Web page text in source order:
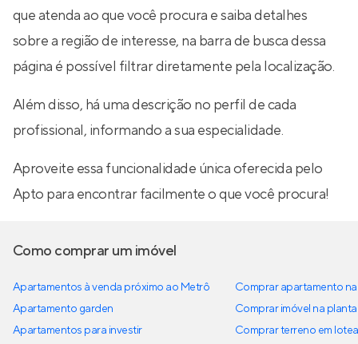
que atenda ao que você procura e saiba detalhes
sobre a região de interesse, na barra de busca dessa
página é possível filtrar diretamente pela localização.
Além disso, há uma descrição no perfil de cada
profissional, informando a sua especialidade.
Aproveite essa funcionalidade única oferecida pelo
Apto para encontrar facilmente o que você procura!
Como comprar um imóvel
Apartamentos à venda próximo ao Metrô
Apartamento garden
Apartamentos para investir
Comprar apartamento
Comprar imóvel na planta
Comprar terreno em